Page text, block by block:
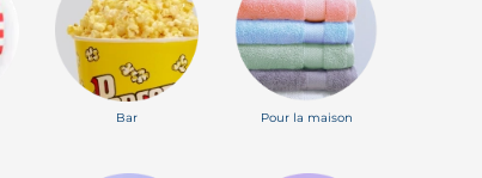
Bar Pour la maison